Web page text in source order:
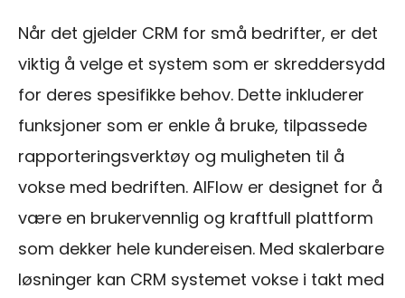
Når det gjelder CRM for små bedrifter, er det
viktig å velge et system som er skreddersydd
for deres spesifikke behov. Dette inkluderer
funksjoner som er enkle å bruke, tilpassede
rapporteringsverktøy og muligheten til å
vokse med bedriften. AIFlow er designet for å
være en brukervennlig og kraftfull plattform
som dekker hele kundereisen. Med skalerbare
løsninger kan CRM systemet vokse i takt med